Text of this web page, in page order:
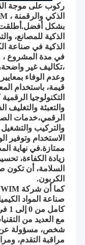
ركوب على موجة
الذكية للمصانع،
الذكية في صناعة
في مدة المشروع ،
،تكاليف غير
وعدم الوفاء
قيمة، باستخدام
التكنولوجيا
والتعبئة والتغليف
الرقمي،خدمات
والتركيب
الاستخدام وتوفير
ممتازة.في نهاية
زيادة الكفاءة،
السلامة، أن تكون
الكربون.
صناعة المواد
مع العديد من
شخص، مسؤولة عن
مراقبة التقدم،